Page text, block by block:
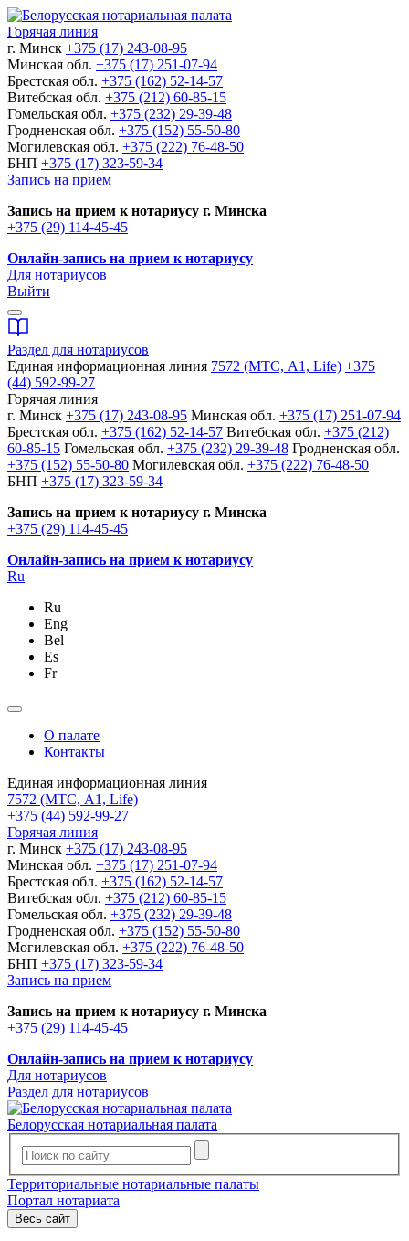
Горячая линия
г. Минск +375 (17) 243-08-95
Минская обл. +375 (17) 251-07-94
Брестская обл. +375 (162) 52-14-57
Витебская обл. +375 (212) 60-85-15
Гомельская обл. +375 (232) 29-39-48
Гродненская обл. +375 (152) 55-50-80
Могилевская обл. +375 (222) 76-48-50
БНП +375 (17) 323-59-34
Запись на прием
Запись на прием к нотариусу г. Минска
+375 (29) 114-45-45
Онлайн-запись на прием к нотариусу
Для нотариусов
Выйти
Раздел для нотариусов
Единая информационная линия 7572 (МТС, A1, Life) +375
(44) 592-99-27
Горячая линия
г. Минск +375 (17) 243-08-95 Минская обл. +375 (17) 251-07-94
Брестская обл. +375 (162) 52-14-57 Витебская обл. +375 (212)
60-85-15 Гомельская обл. +375 (232) 29-39-48 Гродненская обл.
+375 (152) 55-50-80 Могилевская обл. +375 (222) 76-48-50
БНП +375 (17) 323-59-34
Запись на прием к нотариусу г. Минска
+375 (29) 114-45-45
Онлайн-запись на прием к нотариусу
Ru
Ru
Eng
Bel
Es
Fr
О палате
Контакты
Единая информационная линия
7572 (МТС, A1, Life)
+375 (44) 592-99-27
Горячая линия
г. Минск +375 (17) 243-08-95
Минская обл. +375 (17) 251-07-94
Брестская обл. +375 (162) 52-14-57
Витебская обл. +375 (212) 60-85-15
Гомельская обл. +375 (232) 29-39-48
Гродненская обл. +375 (152) 55-50-80
Могилевская обл. +375 (222) 76-48-50
БНП +375 (17) 323-59-34
Запись на прием
Запись на прием к нотариусу г. Минска
+375 (29) 114-45-45
Онлайн-запись на прием к нотариусу
Для нотариусов
Раздел для нотариусов
Белорусская нотариальная палата
Территориальные нотариальные палаты
Портал нотариата
Весь сайт